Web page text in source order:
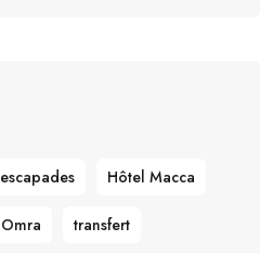
escapades Hôtel Macca
Omra transfert